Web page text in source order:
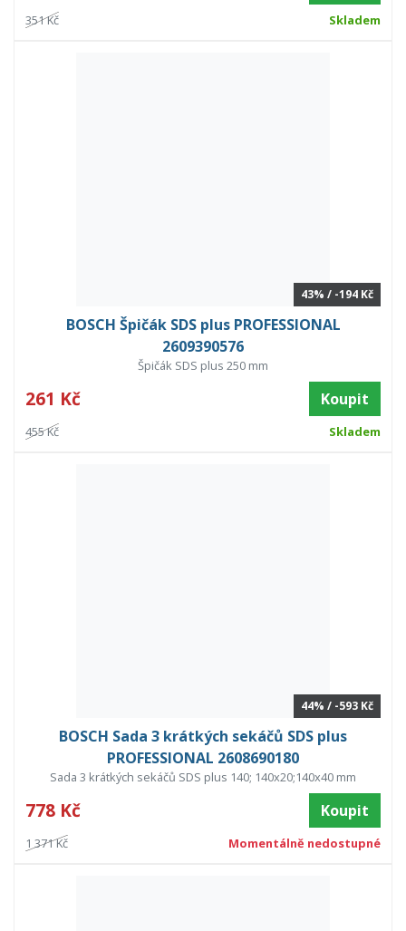
351 Kč Skladem
43% / -194 Kč
BOSCH Špičák SDS plus PROFESSIONAL
2609390576
Špičák SDS plus 250 mm
261 Kč Koupit
455 Kč Skladem
44% / -593 Kč
BOSCH Sada 3 krátkých sekáčů SDS plus
PROFESSIONAL 2608690180
Sada 3 krátkých sekáčů SDS plus 140; 140x20;140x40 mm
778 Kč Koupit
1 371 Kč Momentálně nedostupné